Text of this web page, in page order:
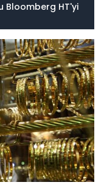
Bloomberg HT'yi